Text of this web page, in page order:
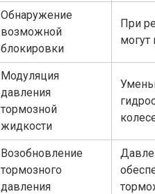
Обнаружение
возможной
блокировки
При
могут
Модуляция
давления
тормозной
жидкости
Возобновление
тормозного
давления